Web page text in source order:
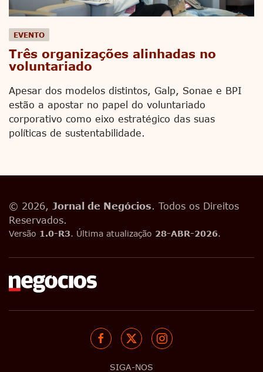
EVENTO
Três organizações alinhadas no
voluntariado
Apesar dos modelos distintos, Galp, Sonae e BPI
estão a apostar no papel do voluntariado
corporativo como eixo estratégico das suas
políticas de sustentabilidade.
© 2026, Jornal de Negócios. Todos os Direitos
Reservados.
Versão 1.0-R3. Última atualização 28-ABR-2026.
SIGA-NOS